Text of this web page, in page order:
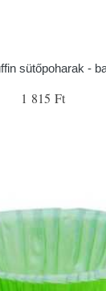
sütőpoharak -
1 815 Ft